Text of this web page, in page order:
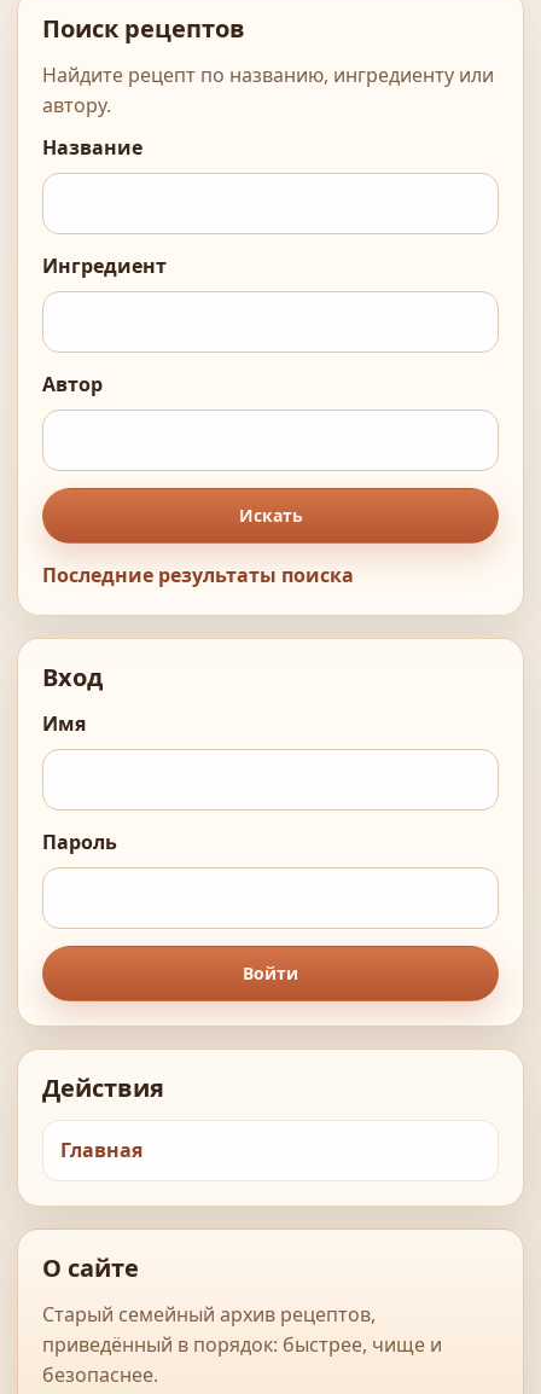
Поиск рецептов
Найдите рецепт по названию, ингредиенту или
автору.
Название
Ингредиент
Автор
Искать
Последние результаты поиска
Вход
Имя
Пароль
Войти
Действия
Главная
О сайте
Старый семейный архив рецептов,
приведённый в порядок: быстрее, чище и
безопаснее.